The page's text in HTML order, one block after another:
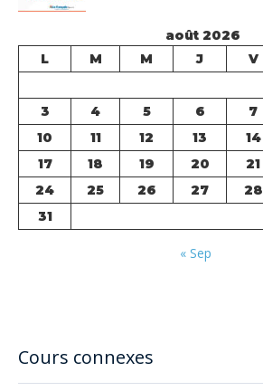
Cours connexes
août 2026
L
M M J V
3
4 5 6 7
10
11 12 13 14
17
18 19 20 21
24
25 26 27 28
31
« Sep